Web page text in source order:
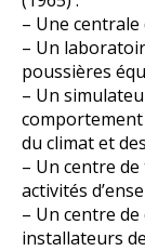
– Une centrale
– Un
poussières
– Un
comportement
du climat et
– Un centre
activités
– Un centre
installateurs